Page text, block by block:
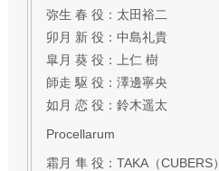
弥生 春 役：太田裕二
卯月 新 役：中島礼貴
皐月 葵 役：上仁 樹
師走 駆 役：澤邊寧央
如月 恋 役：鈴木遥太
Procellarum
霜月 隼 役：TAKA（CUBERS）